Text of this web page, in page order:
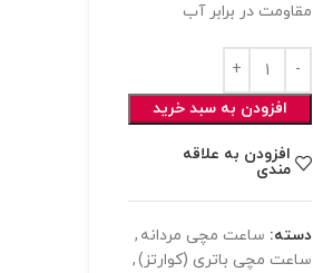
مقاومت در برابر آب
افزودن به سبد خرید
افزودن به علاقه
مندی
دسته: ساعت مچی مردانه ,
ساعت مچی باتری (کوارتز),